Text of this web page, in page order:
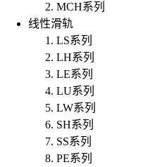
MCH系列
线性滑轨
LS系列
LH系列
LE系列
LU系列
LW系列
SH系列
SS系列
PE系列